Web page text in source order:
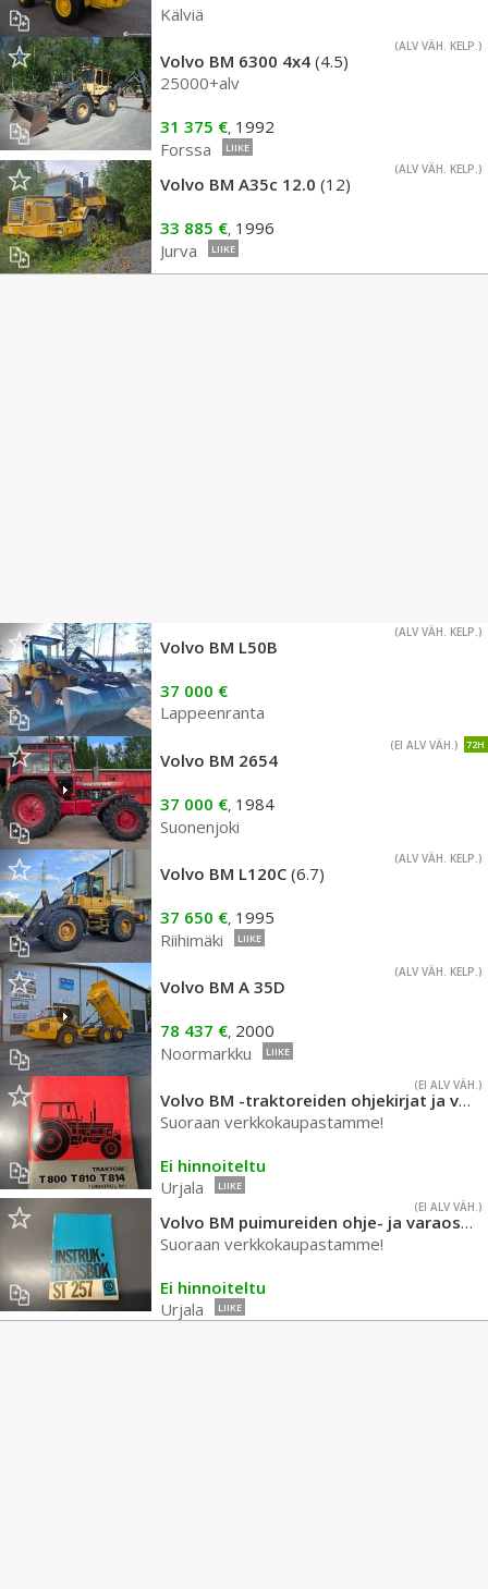
Kälviä
(ALV VÄH. KELP.)
Volvo BM 6300 4x4 (4.5)
25000+alv
31 375 €, 1992
Forssa
LIIKE
(ALV VÄH. KELP.)
Volvo BM A35c 12.0 (12)
33 885 €, 1996
Jurva
LIIKE
(ALV VÄH. KELP.)
Volvo BM L50B
37 000 €
Lappeenranta
72H
(EI ALV VÄH.)
Volvo BM 2654
37 000 €, 1984
Suonenjoki
(ALV VÄH. KELP.)
Volvo BM L120C (6.7)
37 650 €, 1995
Riihimäki
LIIKE
(ALV VÄH. KELP.)
Volvo BM A 35D
78 437 €, 2000
Noormarkku
LIIKE
(EI ALV VÄH.)
Volvo BM -traktoreiden ohjekirjat ja varaosakirjat
Suoraan verkkokaupastamme!
Ei hinnoiteltu
Urjala
LIIKE
(EI ALV VÄH.)
Volvo BM puimureiden ohje- ja varaosakirjat
Suoraan verkkokaupastamme!
Ei hinnoiteltu
Urjala
LIIKE